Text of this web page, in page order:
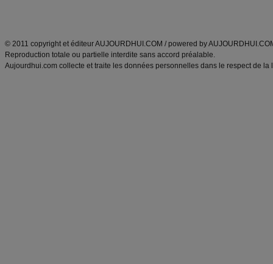
© 2011 copyright et éditeur AUJOURDHUI.COM / powered by
Reproduction totale ou partielle interdite sans accord préalable.
Aujourdhui.com collecte et traite les données personnelles dans le respect de